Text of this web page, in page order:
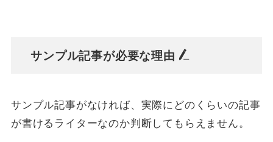
サンプル記事が必要な理由
サンプル記事がなければ、実際にどのくらいの記事
が書けるライターなのか判断してもらえません。